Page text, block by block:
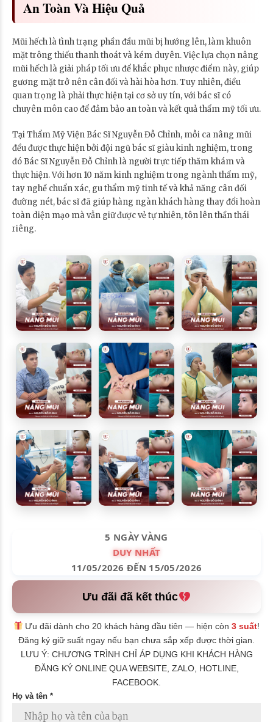
An Toàn Và Hiệu Quả
Mũi hếch là tình trạng phần đầu mũi bị hướng lên, làm khuôn
mặt trông thiếu thanh thoát và kém duyên. Việc lựa chọn nâng
mũi hếch là giải pháp tối ưu để khắc phục nhược điểm này, giúp
gương mặt trở nên cân đối và hài hòa hơn. Tuy nhiên, điều
quan trọng là phải thực hiện tại cơ sở uy tín, với bác sĩ có
chuyên môn cao để đảm bảo an toàn và kết quả thẩm mỹ tối ưu.
Tại Thẩm Mỹ Viện Bác Sĩ Nguyễn Đỗ Chỉnh, mỗi ca nâng mũi
đều được thực hiện bởi đội ngũ bác sĩ giàu kinh nghiệm, trong
đó Bác Sĩ Nguyễn Đỗ Chỉnh là người trực tiếp thăm khám và
thực hiện. Với hơn 10 năm kinh nghiệm trong ngành thẩm mỹ,
tay nghề chuẩn xác, gu thẩm mỹ tinh tế và khả năng cân đối
đường nét, bác sĩ đã giúp hàng ngàn khách hàng thay đổi hoàn
toàn diện mạo mà vẫn giữ được vẻ tự nhiên, tôn lên thần thái
riêng.
5 NGÀY VÀNG
DUY NHẤT
11/05/2026 ĐẾN 15/05/2026
Ưu đãi đã kết thúc
Ưu đãi dành cho 20 khách hàng đầu tiên — hiện còn3 suất!
Đăng ký giữ suất ngay nếu bạn chưa sắp xếp được thời gian.
LƯU Ý: CHƯƠNG TRÌNH CHỈ ÁP DỤNG KHI KHÁCH HÀNG
ĐĂNG KÝ ONLINE QUA WEBSITE, ZALO, HOTLINE,
FACEBOOK.
Họ và tên *